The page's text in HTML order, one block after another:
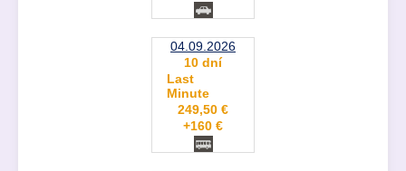
04.09.2026
10 dní
Last
Minute
249,50 €
+160 €